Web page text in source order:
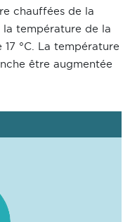
chauffées de la
la température de la
°C. La température
être augmentée